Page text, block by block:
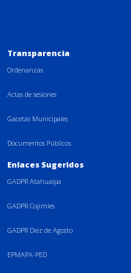
Transparencia
Ordenanzas
Actas de sesiones
Gacetas Municipales
Documentos Públicos
Enlaces Sugeridos
GADPR Atahualpa
GADPR Cojimíes
GADPR Diez de Agosto
EPMAPA-PED